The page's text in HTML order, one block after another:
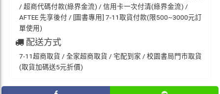
/ 超商代碼付款(綠界金流) / 信用卡一次付清(綠界金流) /
AFTEE 先享後付 / [圖書專用] 7-11取貨付款(限500~3000元訂
單使用)
配送方式
7-11超商取貨 / 全家超商取貨 / 宅配到家 / 校園書局門市取貨
(取貨加碼送5元折價)